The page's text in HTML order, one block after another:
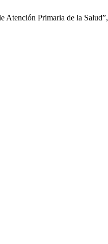
Atención Primaria de la Salud”,